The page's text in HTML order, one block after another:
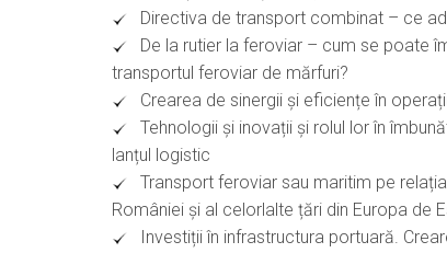
Directiva de transport combinat – ce
De la rutier la feroviar – cum se poate
transportul feroviar de mărfuri?
Crearea de sinergii și eficiențe în
Tehnologii și inovații și rolul lor în
lanțul logistic
Transport feroviar sau maritim pe
României și al celorlalte țări din Europa de
Investiții în infrastructura portuară.